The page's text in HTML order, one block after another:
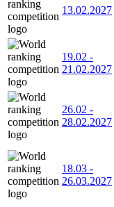
13.02.2027
19.02 -
21.02.2027
26.02 -
28.02.2027
18.03 -
26.03.2027